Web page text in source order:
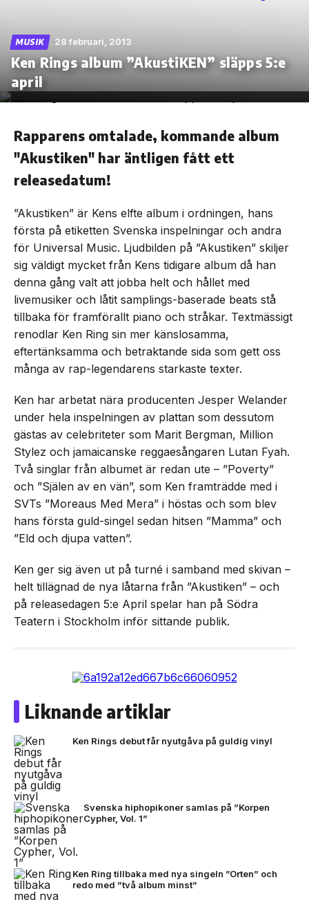
the
MUSIK 28 februari, 2013
Ken Rings album ”AkustiKEN” släpps 5:e
april
Rapparens omtalade, kommande album
"Akustiken" har äntligen fått ett
releasedatum!
”Akustiken” är Kens elfte album i ordningen, hans
första på etiketten Svenska inspelningar och andra
för Universal Music. Ljudbilden på ”Akustiken” skiljer
sig väldigt mycket från Kens tidigare album då han
denna gång valt att jobba helt och hållet med
livemusiker och låtit samplings-baserade beats stå
tillbaka för framförallt piano och stråkar. Textmässigt
renodlar Ken Ring sin mer känslosamma,
eftertänksamma och betraktande sida som gett oss
många av rap-legendarens starkaste texter.
Ken har arbetat nära producenten Jesper Welander
under hela inspelningen av plattan som dessutom
gästas av celebriteter som Marit Bergman, Million
Stylez och jamaicanske reggaesångaren Lutan Fyah.
Två singlar från albumet är redan ute – ”Poverty”
och ”Själen av en vän”, som Ken framträdde med i
SVTs ”Moreaus Med Mera” i höstas och som blev
hans första guld-singel sedan hitsen ”Mamma” och
”Eld och djupa vatten”.
Ken ger sig även ut på turné i samband med skivan –
helt tillägnad de nya låtarna från ”Akustiken” – och
på releasedagen 5:e April spelar han på Södra
Teatern i Stockholm inför sittande publik.
Liknande artiklar
Ken Rings debut får nyutgåva på guldig vinyl
Svenska hiphopikoner samlas på ”Korpen
Cypher, Vol. 1”
Ken Ring tillbaka med nya singeln ”Orten” och
redo med ”två album minst”